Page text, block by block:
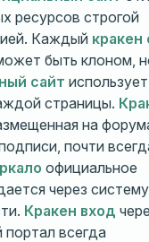
ресурсов строгой
Каждый кракен
быть клоном,
сайт
страницы.
на
почти
официальное
через
Кракен вход
всегда